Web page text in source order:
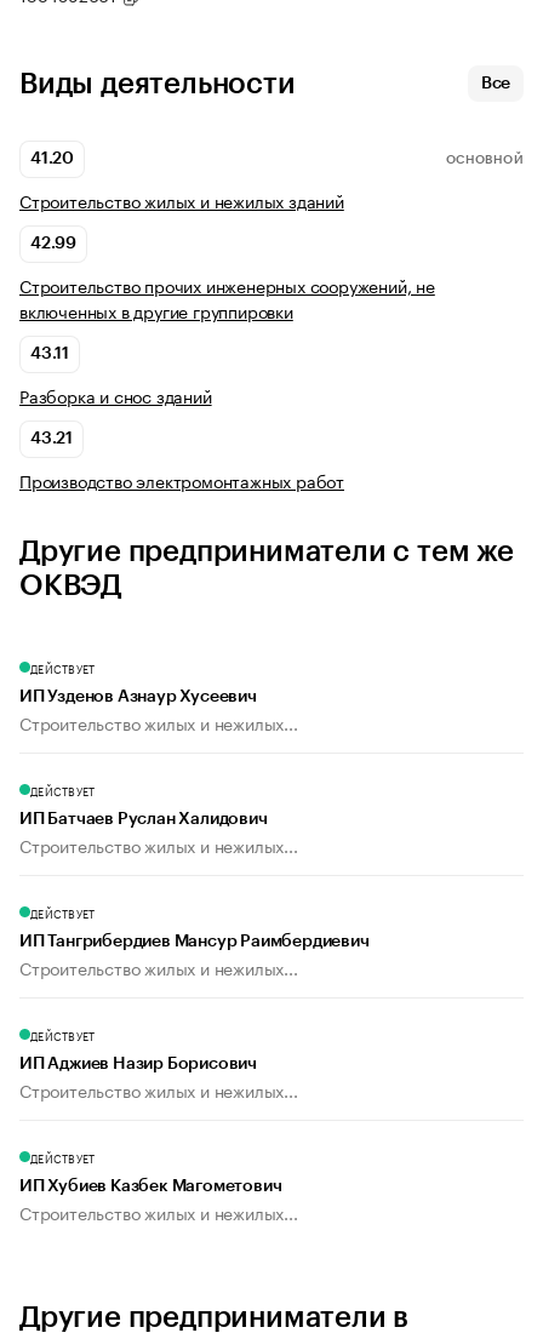
Виды деятельности Все
41.20 ОСНОВНОЙ
Строительство жилых и нежилых зданий
42.99
Строительство прочих инженерных сооружений, не
включенных в другие группировки
43.11
Разборка и снос зданий
43.21
Производство электромонтажных работ
Другие предприниматели с тем же
ОКВЭД
ДЕЙСТВУЕТ
ИП Узденов Азнаур Хусеевич
Строительство жилых и нежилых...
ДЕЙСТВУЕТ
ИП Батчаев Руслан Халидович
Строительство жилых и нежилых...
ДЕЙСТВУЕТ
ИП Тангрибердиев Мансур Раимбердиевич
Строительство жилых и нежилых...
ДЕЙСТВУЕТ
ИП Аджиев Назир Борисович
Строительство жилых и нежилых...
ДЕЙСТВУЕТ
ИП Хубиев Казбек Магометович
Строительство жилых и нежилых...
Другие предприниматели в